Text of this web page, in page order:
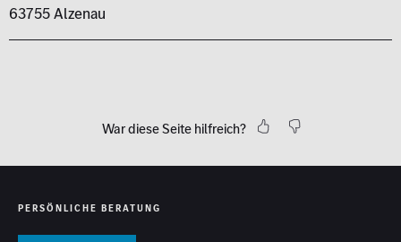
63755 Alzenau
War diese Seite hilfreich?
PERSÖNLICHE BERATUNG